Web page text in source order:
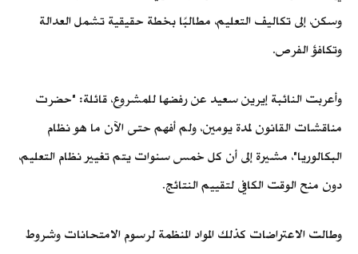
وسكن، إلى تكاليف التعليم، مطالبًا بخطة حقيقية تشمل العدالة
وتكافؤ الفرص.
وأعربت النائبة إيرين سعيد عن رفضها للمشروع، قائلة: "حضرت
مناقشات القانون لمدة يومين، ولم أفهم حتى الآن ما هو نظام
البكالوريا"، مشيرة إلى أن كل خمس سنوات يتم تغيير نظام التعليم،
دون منح الوقت الكافي لتقييم النتائج.
وطالت الاعتراضات كذلك المواد المنظمة لرسوم الامتحانات وشروط